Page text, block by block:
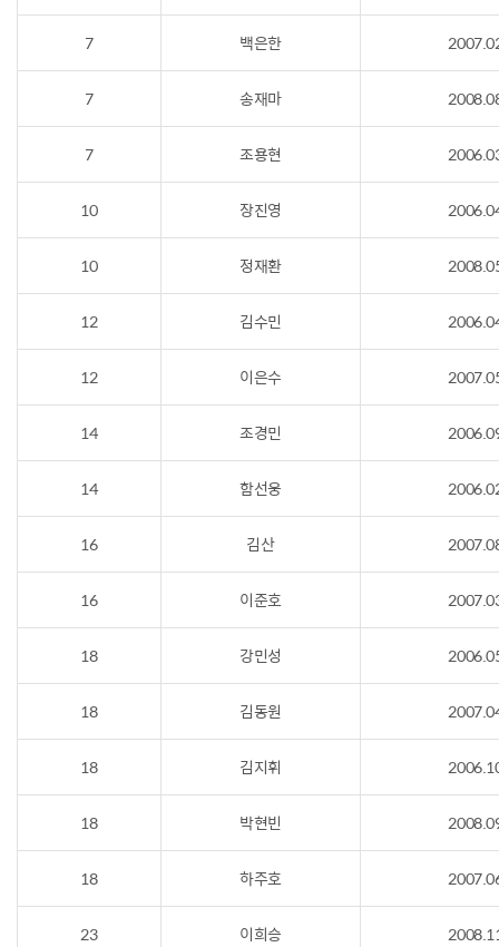
7 백은한
7 송재마
7 조용현
10 장진영
10 정재환
12 김수민
12 이은수
14 조경민
14 함선웅
16 김산
16 이준호
18 강민성
18 김동원
18 김지휘
18 박현빈
18 하주호
23 이희승